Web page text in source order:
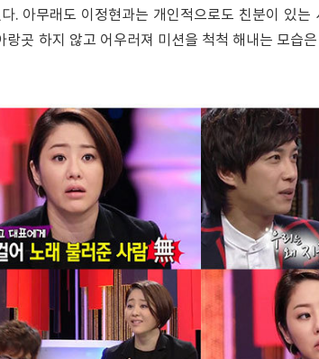
. 아무래도 이정현과는 개인적으로도 친분이 있는
랑곳 하지 않고 어우러져 미션을 척척 해내는 모습